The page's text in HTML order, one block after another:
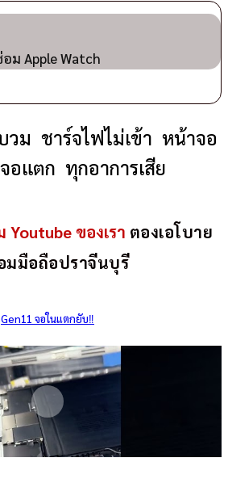
ม Apple Watch
วม ชาร์จไฟไม่เข้า หน้าจอ
อแตก ทุกอาการเสีย
ของเรา ตองเอโบาย
มมือถือปราจีนบุรี
Gen11 จอในแตกยับ‼️